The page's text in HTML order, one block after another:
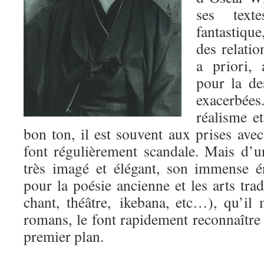
ses
des
a priori,
pour la
réalisme
bon ton, il est souvent aux prises
font régulièrement scandale. Mais
très imagé et élégant, son immense
pour la poésie ancienne et les arts
chant, théâtre, ikebana, etc…), qu’il
romans, le font rapidement
premier plan.